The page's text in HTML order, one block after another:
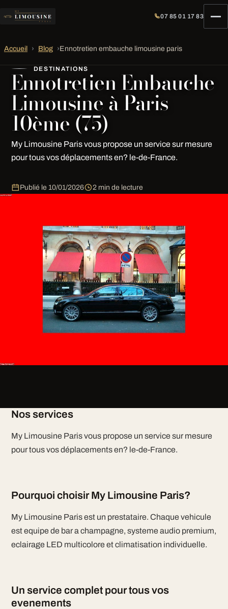
07 85 01 17 83
Accueil › Blog ›Ennotretien embauche limousine paris
DESTINATIONS
Ennotretien Embauche
Limousine à Paris
10ème (75)
My Limousine Paris vous propose un service sur mesure
pour tous vos déplacements en? le-de-France.
Publié le 10/01/2026 2 min de lecture
Nos services
My Limousine Paris vous propose un service sur mesure
pour tous vos déplacements en? le-de-France.
Pourquoi choisir My Limousine Paris?
My Limousine Paris est un prestataire. Chaque vehicule
est equipe de bar a champagne, systeme audio premium,
eclairage LED multicolore et climatisation individuelle.
Un service complet pour tous vos
evenements